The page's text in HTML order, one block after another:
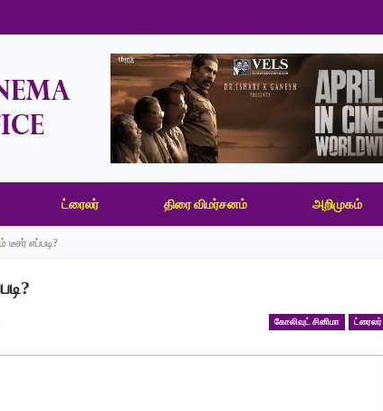
ட்ரைலர் திரை விமர்சனம் அறிமுகம்
எப்படி?
கோலிவுட் சினிமா ட்ரைலர்